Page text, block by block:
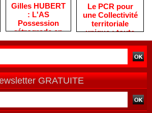
Gilles HUBERT
: L'AS
Possession
rétrograde en
deuxième
division
Le PCR pour
une Collectivité
territoriale
unique : toute
autre prise de
position ne peut
qu'individuelle
GRATUITE